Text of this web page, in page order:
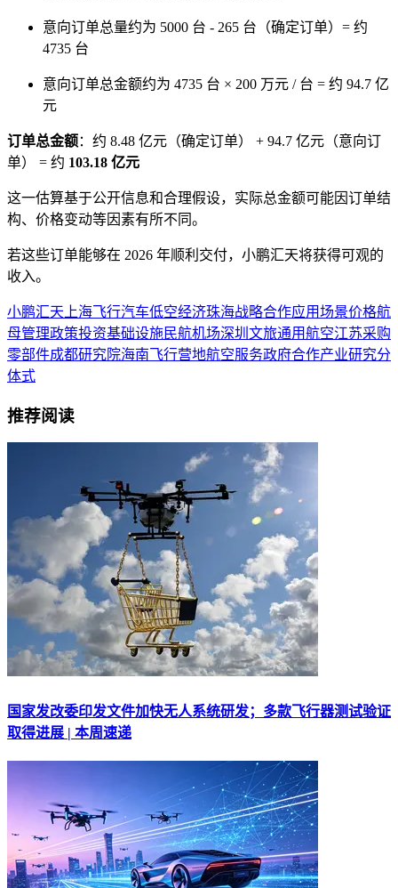
意向订单总量约为 5000 台 - 265 台（确定订单）= 约
4735 台
意向订单总金额约为 4735 台 × 200 万元 / 台 = 约 94.7 亿
元
订单总金额：约 8.48 亿元（确定订单） + 94.7 亿元（意向订
单） = 约 103.18 亿元
这一估算基于公开信息和合理假设，实际总金额可能因订单结
构、价格变动等因素有所不同。
若这些订单能够在 2026 年顺利交付，小鹏汇天将获得可观的
收入。
小鹏汇天 上海飞行汽车低空经济珠海战略合作应用场景价格航
母管理政策投资基础设施民航机场深圳 文旅通用航空江苏采购
零部件成都研究院海南飞行营地航空服务政府合作产业研究分
体式
推荐阅读
国家发改委印发文件加快无人系统研发；多款飞行器测试验证
取得进展 | 本周速递